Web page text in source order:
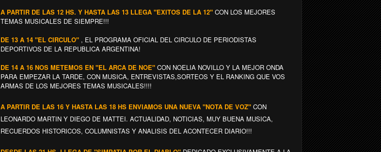
A PARTIR DE LAS 12 HS. Y HASTA LAS 13 LLEGA "EXITOS DE LA 12" CON LOS MEJORES
TEMAS MUSICALES DE SIEMPRE!!!
DE 13 A 14 "EL CIRCULO" , EL PROGRAMA OFICIAL DEL CIRCULO DE PERIODISTAS
DEPORTIVOS DE LA REPUBLICA ARGENTINA!
DE 14 A 16 NOS METEMOS EN "EL ARCA DE NOE" CON NOELIA NOVILLO Y LA MEJOR ONDA
PARA EMPEZAR LA TARDE, CON MUSICA, ENTREVISTAS,SORTEOS Y EL RANKING QUE VOS
ARMAS DE LOS MEJORES TEMAS MUSICALES!!!!
A PARTIR DE LAS 16 Y HASTA LAS 18 HS ENVIAMOS UNA NUEVA "NOTA DE VOZ" CON
LEONARDO MARTIN Y DIEGO DE MATTEI. ACTUALIDAD, NOTICIAS, MUY BUENA MUSICA,
RECUERDOS HISTORICOS, COLUMNISTAS Y ANALISIS DEL ACONTECER DIARIO!!!